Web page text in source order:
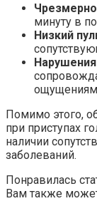
минуту в
Низкий
Помимо этого,
при приступах
наличии
заболеваний.
Понравилась
Вам также